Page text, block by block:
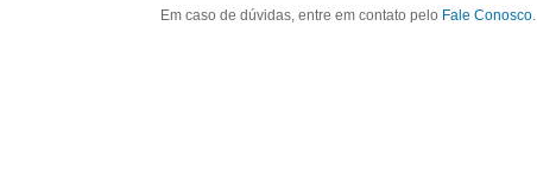
Em caso de dúvidas, entre em contato pelo Fale Conosco.